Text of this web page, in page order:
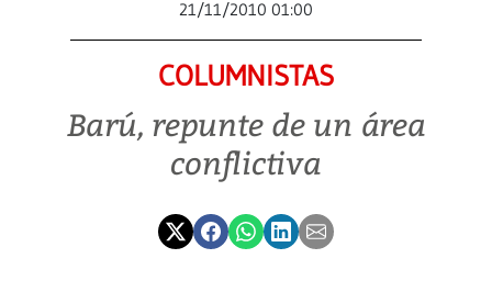
21/11/2010 01:00
COLUMNISTAS
Barú, repunte de un área
conflictiva